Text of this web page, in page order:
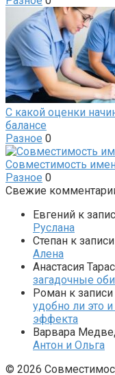
С какой оценки
балансе
Разное 0
Совместимость
Разное 0
Свежие
Евгений к
Руслана
Степан к записи
Алена
Анастасия
загадочные
Роман к записи
удобно ли это
эффекта
Варвара
Антон и Ольга
© 2026